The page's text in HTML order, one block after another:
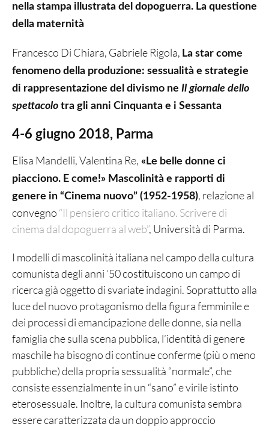
nella stampa illustrata del dopoguerra. La questione
della maternità
Francesco Di Chiara, Gabriele Rigola, La star come
fenomeno della produzione: sessualità e strategie
di rappresentazione del divismo ne Il giornale dello
spettacolo tra gli anni Cinquanta e i Sessanta
4-6 giugno 2018, Parma
Elisa Mandelli, Valentina Re, «Le belle donne ci
piacciono. E come!» Mascolinità e rapporti di
genere in “Cinema nuovo” (1952-1958), relazione al
convegno “Il pensiero critico italiano. Scrivere di
cinema dal dopoguerra al web”, Università di Parma.
I modelli di mascolinità italiana nel campo della cultura
comunista degli anni ‘50 costituiscono un campo di
ricerca già oggetto di svariate indagini. Soprattutto alla
luce del nuovo protagonismo della figura femminile e
dei processi di emancipazione delle donne, sia nella
famiglia che sulla scena pubblica, l’identità di genere
maschile ha bisogno di continue conferme (più o meno
pubbliche) della propria sessualità “normale”, che
consiste essenzialmente in un “sano” e virile istinto
eterosessuale. Inoltre, la cultura comunista sembra
essere caratterizzata da un doppio approccio